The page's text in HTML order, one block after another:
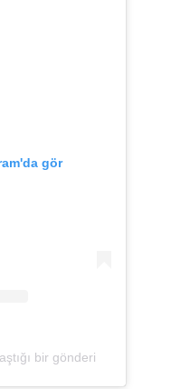
gör
bir gönderi